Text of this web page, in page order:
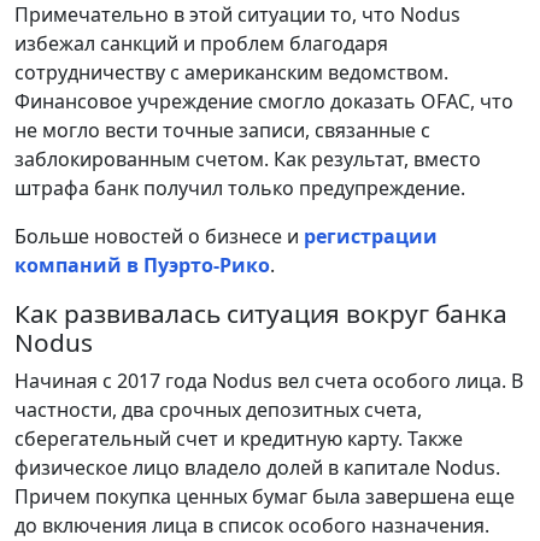
Примечательно в этой ситуации то, что Nodus
избежал санкций и проблем благодаря
сотрудничеству с американским ведомством.
Финансовое учреждение смогло доказать OFAC, что
не могло вести точные записи, связанные с
заблокированным счетом. Как результат, вместо
штрафа банк получил только предупреждение.
Больше новостей о бизнесе и регистрации
компаний в Пуэрто-Рико.
Как развивалась ситуация вокруг банка
Nodus
Начиная с 2017 года Nodus вел счета особого лица. В
частности, два срочных депозитных счета,
сберегательный счет и кредитную карту. Также
физическое лицо владело долей в капитале Nodus.
Причем покупка ценных бумаг была завершена еще
до включения лица в список особого назначения.